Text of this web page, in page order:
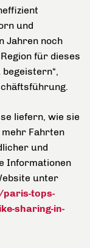
und
Jahren noch
für dieses
liefern, wie sie
Fahrten
und
Informationen
unter
tops-
sharing-in-